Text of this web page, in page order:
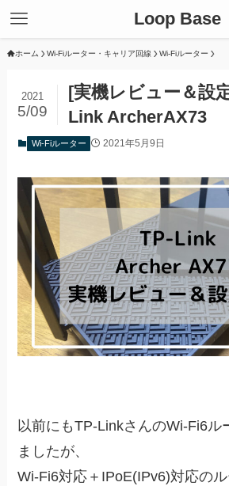
Loop Base
ホーム Wi-Fiルーター・キャリア回線 Wi-Fiルーター
[実機レビュー＆設
Link ArcherAX73
2021
5/09
Wi-Fiルーター 2021年5月9日
以前にもTP-LinkさんのWi-Fi6ル
ましたが、
Wi-Fi6対応＋IPoE(IPv6)対応の